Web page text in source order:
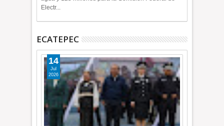
Electr...
ECATEPEC
14
Jul
2026